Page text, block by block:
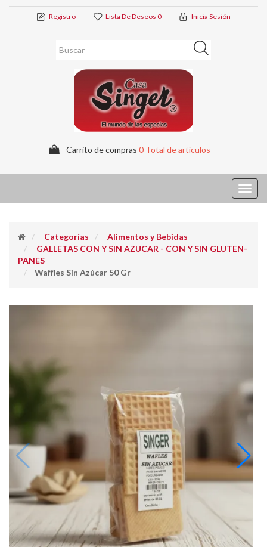
Registro Lista De Deseos 0 Inicia Sesión
Carrito de compras 0 Total de artículos
Categorías
Alimentos y Bebidas
GALLETAS CON Y SIN AZUCAR - CON Y SIN GLUTEN-
PANES
Waffles Sin Azúcar 50 Gr